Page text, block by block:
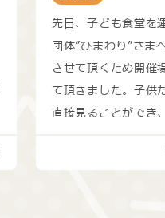
先日、子ども食堂を
団体”ひまわり”さま
させて頂くため開催
て頂きました。子供
直接見ることができ